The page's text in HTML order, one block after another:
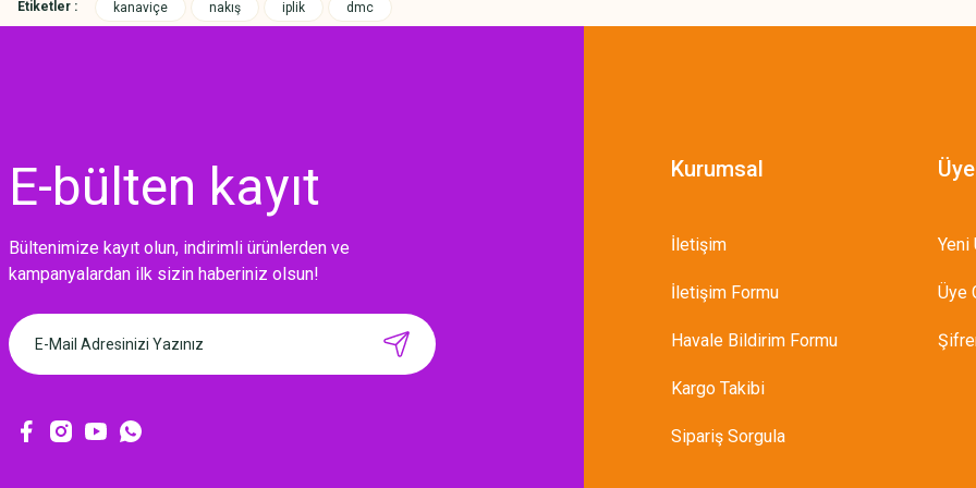
MIKNATISLI İĞNE TUTUCU-BAHAR
160,00 TL
Etiketler : kanaviçe nakış iplik dmc
E-bülten kayıt
Bültenimize kayıt olun, indirimli ürünlerden ve
kampanyalardan ilk sizin haberiniz olsun!
Kurumsal
İletişim
İletişim Formu
Havale Bildirim Formu
Kargo Takibi
Sipariş Sorgula
Yeni
Üye